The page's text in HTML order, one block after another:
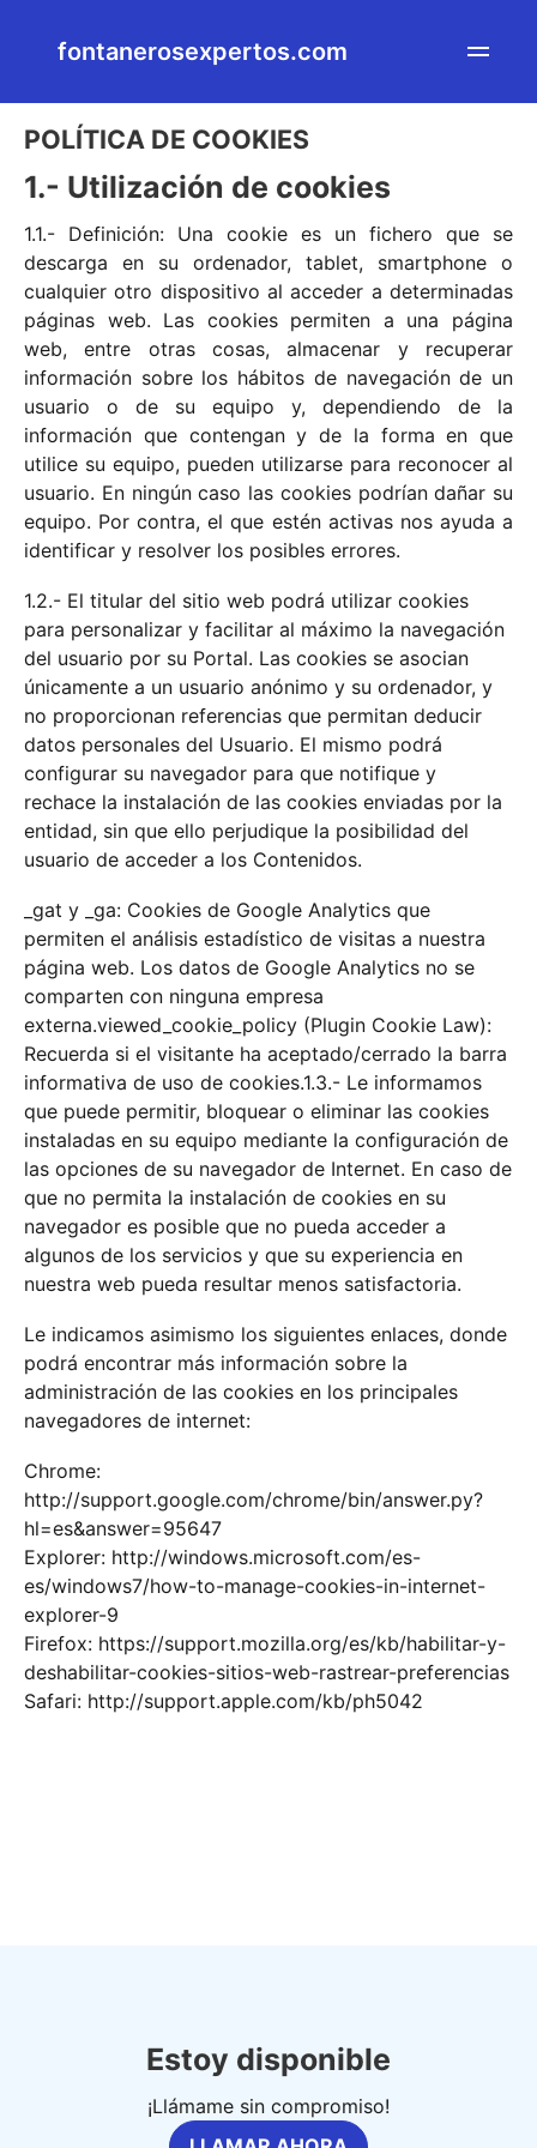
fontanerosexpertos.com
POLÍTICA DE COOKIES
1.- Utilización de cookies
1.1.- Definición: Una cookie es un fichero que se
descarga en su ordenador, tablet, smartphone o
cualquier otro dispositivo al acceder a determinadas
páginas web. Las cookies permiten a una página
web, entre otras cosas, almacenar y recuperar
información sobre los hábitos de navegación de un
usuario o de su equipo y, dependiendo de la
información que contengan y de la forma en que
utilice su equipo, pueden utilizarse para reconocer al
usuario. En ningún caso las cookies podrían dañar su
equipo. Por contra, el que estén activas nos ayuda a
identificar y resolver los posibles errores.
1.2.- El titular del sitio web podrá utilizar cookies
para personalizar y facilitar al máximo la navegación
del usuario por su Portal. Las cookies se asocian
únicamente a un usuario anónimo y su ordenador, y
no proporcionan referencias que permitan deducir
datos personales del Usuario. El mismo podrá
configurar su navegador para que notifique y
rechace la instalación de las cookies enviadas por la
entidad, sin que ello perjudique la posibilidad del
usuario de acceder a los Contenidos.
_gat y _ga: Cookies de Google Analytics que
permiten el análisis estadístico de visitas a nuestra
página web. Los datos de Google Analytics no se
comparten con ninguna empresa
externa.viewed_cookie_policy (Plugin Cookie Law):
Recuerda si el visitante ha aceptado/cerrado la barra
informativa de uso de cookies.1.3.- Le informamos
que puede permitir, bloquear o eliminar las cookies
instaladas en su equipo mediante la configuración de
las opciones de su navegador de Internet. En caso de
que no permita la instalación de cookies en su
navegador es posible que no pueda acceder a
algunos de los servicios y que su experiencia en
nuestra web pueda resultar menos satisfactoria.
Le indicamos asimismo los siguientes enlaces, donde
podrá encontrar más información sobre la
administración de las cookies en los principales
navegadores de internet:
Chrome:
http://support.google.com/chrome/bin/answer.py?
hl=es&answer=95647
Explorer: http://windows.microsoft.com/es-
es/windows7/how-to-manage-cookies-in-internet-
explorer-9
Firefox: https://support.mozilla.org/es/kb/habilitar-y-
deshabilitar-cookies-sitios-web-rastrear-preferencias
Safari: http://support.apple.com/kb/ph5042
Estoy disponible
¡Llámame sin compromiso!